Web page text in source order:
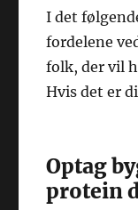
I det
fordelene
folk, der vil
Hvis det er
Optag
protein